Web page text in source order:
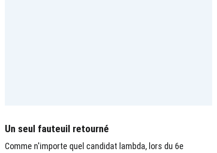
Un seul fauteuil retourné
Comme n'importe quel candidat lambda, lors du 6e